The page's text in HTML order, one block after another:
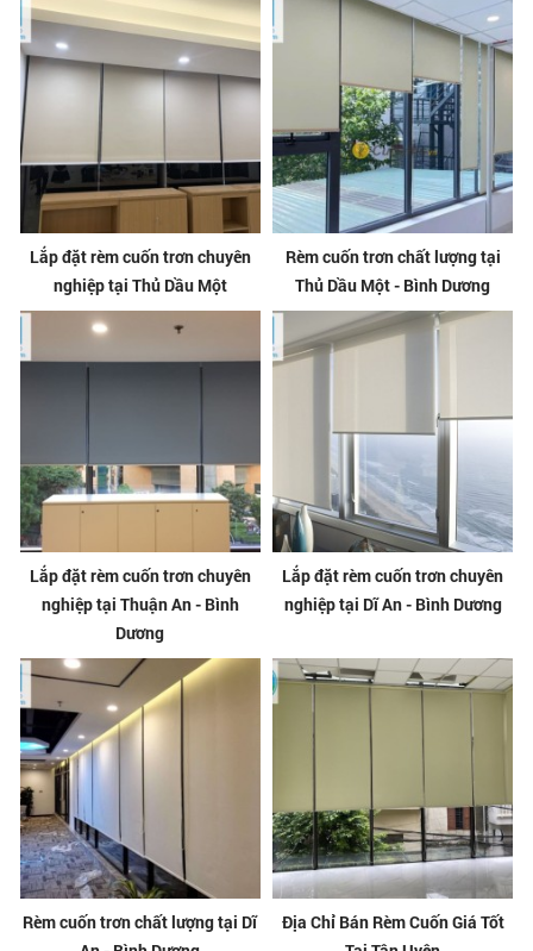
Lắp đặt rèm cuốn trơn chuyên
nghiệp tại Thủ Dầu Một
Rèm cuốn trơn chất lượng tại
Thủ Dầu Một - Bình Dương
Lắp đặt rèm cuốn trơn chuyên
nghiệp tại Thuận An - Bình
Dương
Lắp đặt rèm cuốn trơn chuyên
nghiệp tại Dĩ An - Bình Dương
Rèm cuốn trơn chất lượng tại Dĩ
Địa Chỉ Bán Rèm Cuốn Giá Tốt